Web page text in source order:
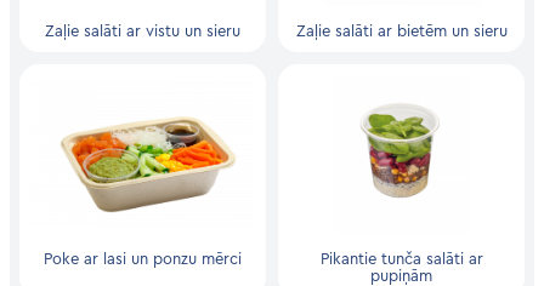
Zaļie salāti ar vistu un sieru Zaļie salāti ar bietēm un sieru
Poke ar lasi un ponzu mērci
Pikantie tunča salāti ar
pupiņām